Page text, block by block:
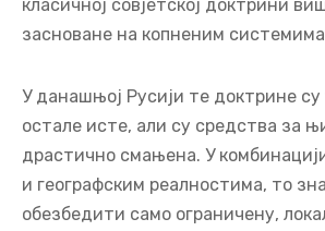
класичној совјетској доктрини
засноване на копненим
У данашњој Русији те доктрине су
остале исте, али су средства за
драстично смањена. У
и географским реалностима, то
обезбедити само ограничену,